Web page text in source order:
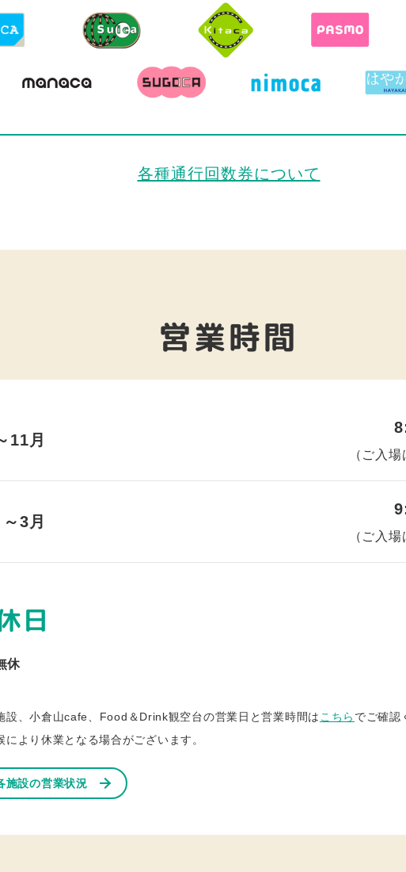
各種通行回数券について
営業時間
11⽉
（ご⼊
3月
（ご⼊
日
休
設、小倉山cafe、Food＆Drink観空台の営業⽇と営業時間は こちら でご確認
より休業となる場合がございます。
施設の営業状況